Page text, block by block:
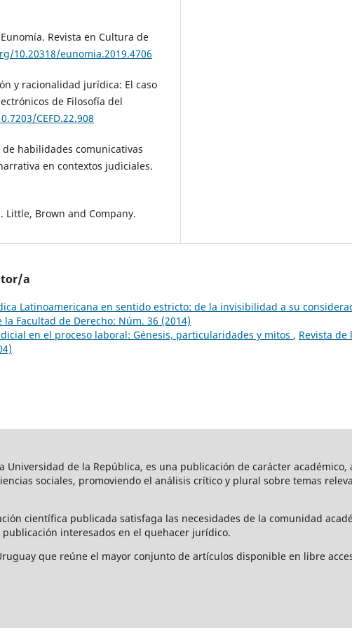
Revista en Cultura de
10.20318/eunomia.2019.4706
y racionalidad jurídica: El caso
de Filosofía del
CEFD.22.908
de habilidades comunicativas
en contextos judiciales.
Little, Brown and Company.
a
Latinoamericana en sentido estricto: de la invisibilidad a su
la Facultad de Derecho: Núm. 36 (2014)
en el proceso laboral: Génesis, particularidades y mitos , Revista de
Universidad de la República, es una publicación de carácter
sociales, promoviendo el análisis crítico y plural sobre temas
científica publicada satisfaga las necesidades de la comunidad
interesados en el quehacer jurídico.
que reúne el mayor conjunto de artículos disponible en libre